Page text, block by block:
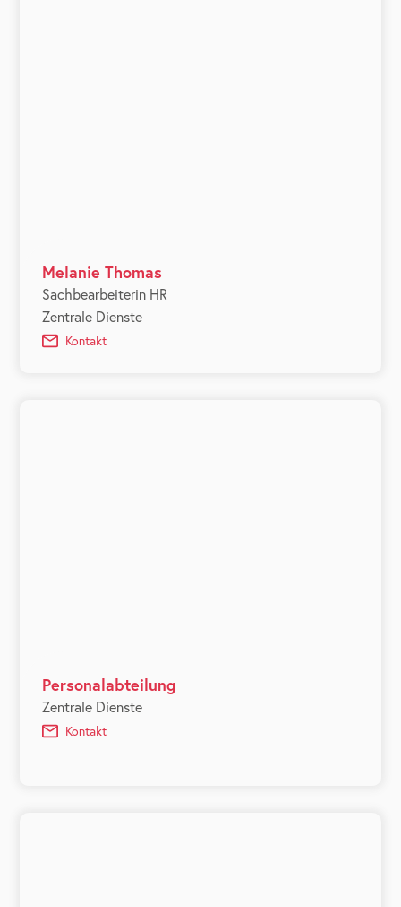
Melanie Thomas
Sachbearbeiterin HR
Zentrale Dienste
Kontakt
Personalabteilung
Zentrale Dienste
Kontakt